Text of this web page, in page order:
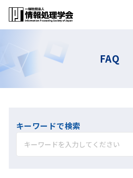
FAQ
キーワードで検索